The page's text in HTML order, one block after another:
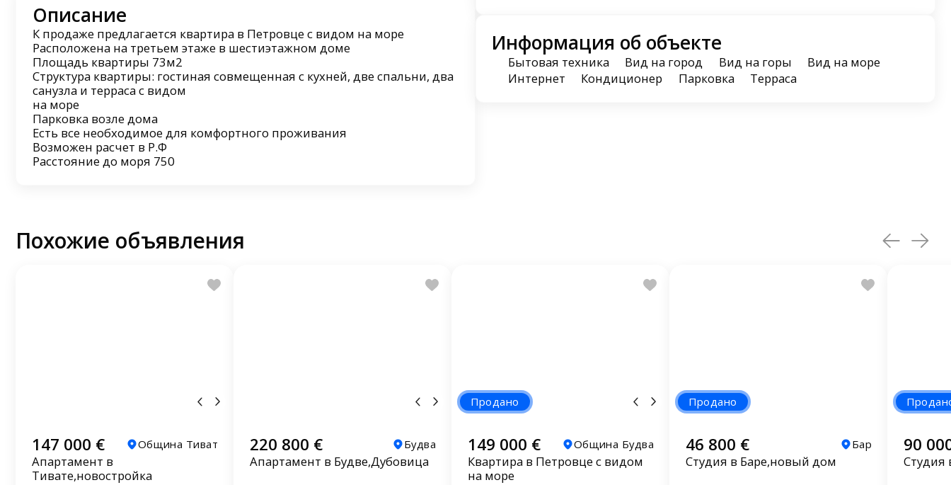
Описание
К продаже предлагается квартира в Петровце с видом на море
Расположена на третьем этаже в шестиэтажном доме
Площадь квартиры 73м2
Структура квартиры: гостиная совмещенная с кухней, две спальни, два
санузла и терраса с видом
на море
Парковка возле дома
Есть все необходимое для комфортного проживания
Возможен расчет в Р.Ф
Расстояние до моря 750
Информация об объекте
Бытовая техника Вид на город Вид на горы
Вид на море
Интернет
Кондиционер Парковка Терраса
Похожие объявления
147 000 € Община Тиват
Апартамент в
Тивате,новостройка
220 800 € Будва
Апартамент в Будве,Дубовица
Продано
149 000 € Община Будва
Квартира в Петровце с видом
на море
Продано
46 800 € Бар
Студия в Баре,новый дом
90
Студия